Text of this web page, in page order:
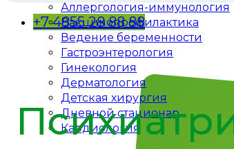
Аллергология-иммунология
Вакцинопрофилактика
Ведение беременности
Гастроэнтерология
Гинекология
Дерматология
Детская хирургия
Дневной стационар
Кардиология
+7 4855 28 88 88